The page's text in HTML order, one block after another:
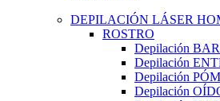
DEPILACIÓN LÁSER
ROSTRO
Depilación
Depilación
Depilación
Depilación